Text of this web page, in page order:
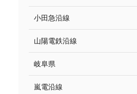
小田急沿線
山陽電鉄沿線
岐阜県
嵐電沿線